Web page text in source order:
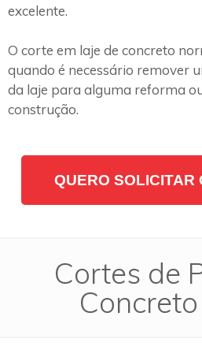
excelente.
O corte em laje de concreto
quando é necessário remover
da laje para alguma reforma
construção.
QUERO SOLICITAR
Cortes de